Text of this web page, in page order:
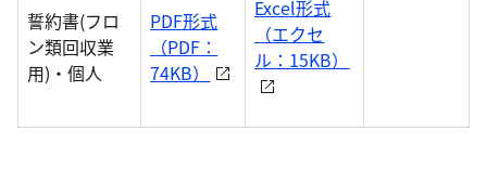
誓約書(フロ
ン類回収業
用)・個人
PDF形式
（PDF：
74KB）
Excel形式
（エクセ
ル：15KB）